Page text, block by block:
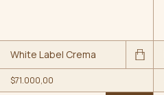
White Label Crema
$71.000,00